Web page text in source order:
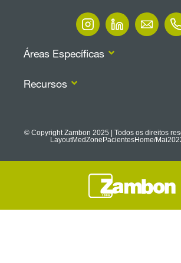
Áreas Específicas
Recursos
© Copyright Zambon 2025 | Todos os direitos
LayoutMedZonePacientesHome/